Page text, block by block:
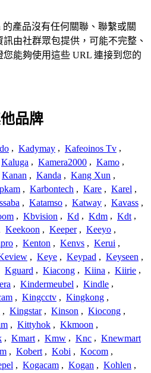
的產品沒有任何關聯、聯繫或關
由社群眾包提供，可能不完整、
能夠使用這些 URL 連接到您的
品牌
, Kadymay , Kafeoinos Tv ,
Kaluga , Kamera2000 , Kamo ,
Kanan , Kanda , Kang Xun ,
, Karbontech , Kare , Karel ,
, Katamso , Katway , Kavass ,
, Kbvision , Kd , Kdm , Kdt ,
Keekoon , Keeper , Keeyo ,
, Kenton , Kenvs , Kerui ,
, Keye , Keypad , Keyseen ,
Kguard , Kiacong , Kiina , Kiirie ,
, Kindermeubel , Kindle ,
, Kingcctv , Kingkong ,
, Kingstar , Kinson , Kiocong ,
, Kittyhok , Kkmoon ,
, Kmart , Kmw , Knc , Knewmart
, Kobert , Kobi , Kocom ,
, Kogacam , Kogan , Kohlen ,